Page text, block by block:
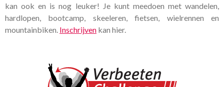
kan ook en is nog leuker! Je kunt meedoen met wandelen,
hardlopen, bootcamp, skeeleren, fietsen, wielrennen en
mountainbiken. Inschrijven kan hier.